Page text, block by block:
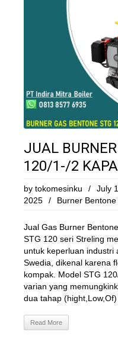
JUAL
120/1-/2
by tokomesinku /
July
2025
/ Burner Bentone
Jual Gas Burner
STG 120 seri Streling
untuk keperluan industri
Swedia, dikenal karena
kompak. Model STG
varian yang
dua tahap (hight,Low,Of)
Read More